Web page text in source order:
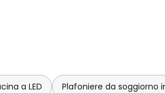
a LED Plafoniere da soggiorno